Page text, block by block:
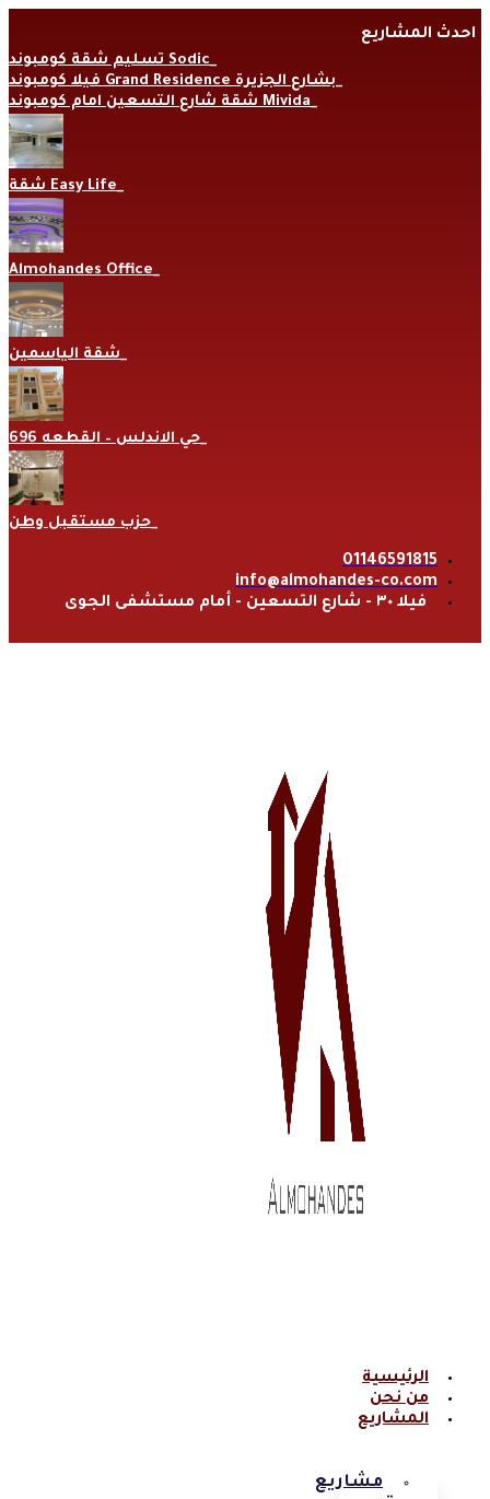
toاحدث المشاريع
تسليم شقة كومبوند Sodic
فيلا كومبوند Grand Residence بشارع الجزيرة
شقة شارع التسعين امام كومبوند Mivida
شقة Easy Life
Almohandes Office
شقة الياسمين
حي الاندلس – القطعه 696
حزب مستقبل وطن
01146591815
info@almohandes-co.com
فيلا ٣٠ - شارع التسعين - أمام مستشفى الجوى
الرئيسية
من نحن
المشاريع
مشاريع